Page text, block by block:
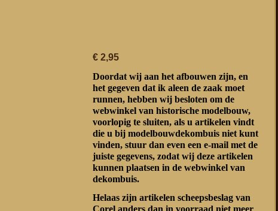
€ 2,95
Doordat wij aan het afbouwen zijn, en
het gegeven dat ik aleen de zaak moet
runnen, hebben wij besloten om de
webwinkel van historische modelbouw,
voorlopig te sluiten, als u artikelen vindt
die u bij modelbouwdekombuis niet kunt
vinden, stuur dan even een e-mail met de
juiste gegevens, zodat wij deze artikelen
kunnen plaatsen in de webwinkel van
dekombuis.
Helaas zijn artikelen scheepsbeslag van
Corel anders dan in voorraad niet meer